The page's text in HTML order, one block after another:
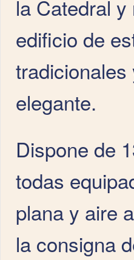
la Catedral
edificio de
elegante.
Dispone de
todas
plana y aire
la consigna